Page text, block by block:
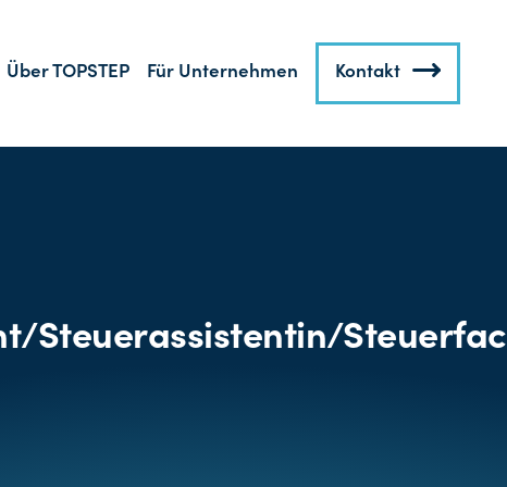
Über TOPSTEP Für Unternehmen Kontakt
Steuerassistentin/